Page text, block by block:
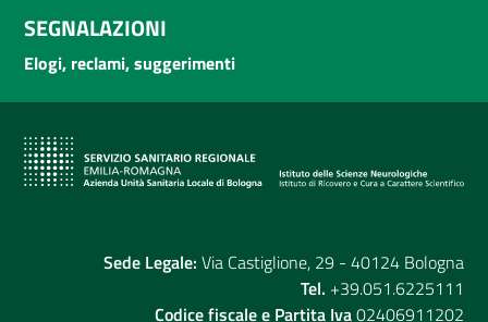
SEGNALAZIONI
Elogi, reclami, suggerimenti
Sede Legale: Via Castiglione, 29 - 40124 Bologna
Tel. +39.051.6225111
Codice fiscale e Partita Iva02406911202